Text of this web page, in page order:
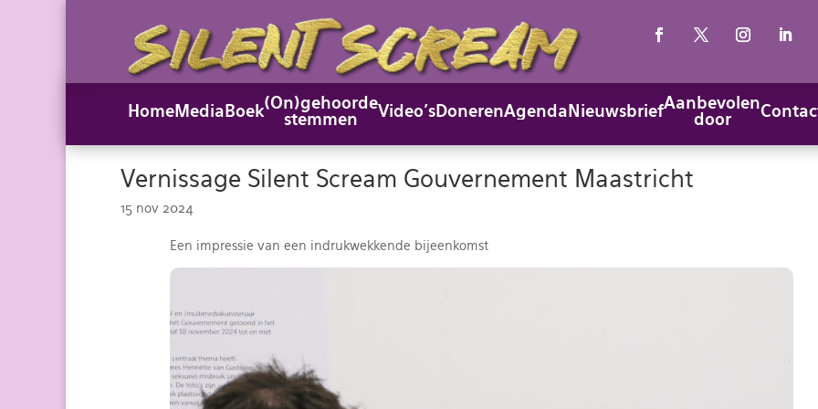
HomeMedia Boek(On)gehoorde
stemmen
Video’sDonerenAgenda NieuwsbriefAanbevolen
door
Vernissage Silent Scream Gouvernement Maastricht
15 nov 2024
Een impressie van een indrukwekkende bijeenkomst